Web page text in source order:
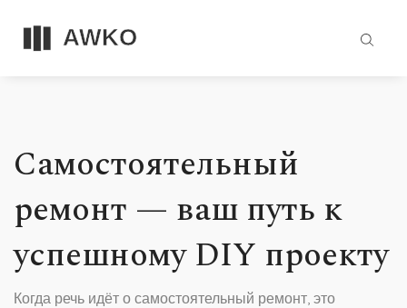
Самостоятельный
ремонт — ваш путь к
успешному DIY проекту
Когда речь идёт о самостоятельный ремонт, это